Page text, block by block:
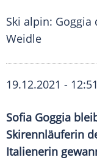
Ski alpin:
Weidle
19.12.2021 -
Sofia Goggia
Skirennläuferin
Italienerin